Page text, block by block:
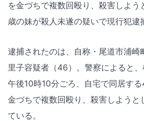
を金づちで複数回殴り、殺害しよ
歳の妹が殺人未遂の疑いで現行犯逮
逮捕されたのは、自称・尾道市浦崎
里子容疑者（46）。警察によると
午後10時10分ごろ、自宅で同居す
金づちで複数回殴り、殺害しようと
ている。